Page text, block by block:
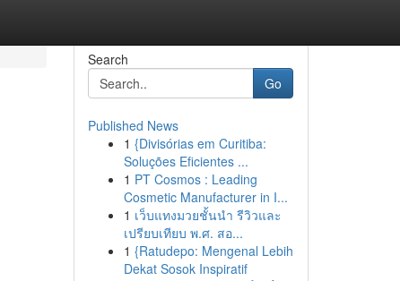
Search
Go
Published News
1 {Divisórias em Curitiba:
Soluções Eficientes ...
1 PT Cosmos : Leading
Cosmetic Manufacturer in I...
1 เว็บแทงมวยชั้นนำ รีวิวและ
เปรียบเทียบ พ.ศ. สอ...
1 {Ratudepo: Mengenal Lebih
Dekat Sosok Inspiratif